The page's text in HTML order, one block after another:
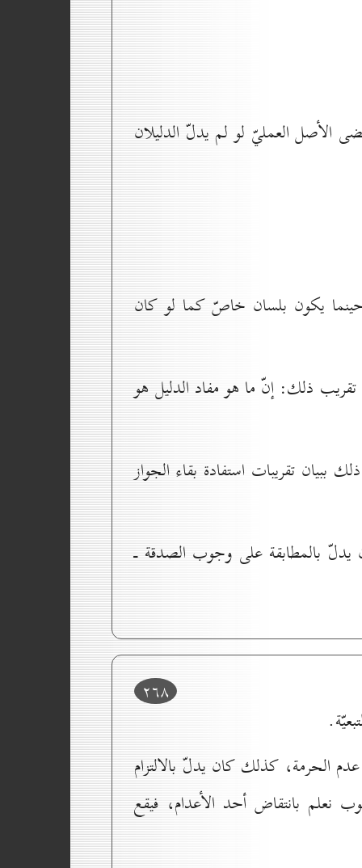
الأصل العمليّ لو لم يدلّ الدليلان
يكون بلسان خاصّ كما لو كان
تقريب ذلك: إنّ ما هو مفاد الدليل هو
تقريبات استفادة بقاء الجواز
يدلّ بالمطابقة على وجوب الصدقة ـ
۲٦۸
الحرمة، كذلك كان يدلّ بالالتزام
نعلم بانتقاض أحد الأعدام، فيقع